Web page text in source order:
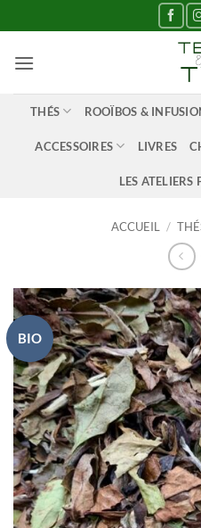
au
contenu
THÉS ROOÏBOS &
ACCESSOIRES LIVRES
LES ATELIERS
ACCUEIL /
BIO